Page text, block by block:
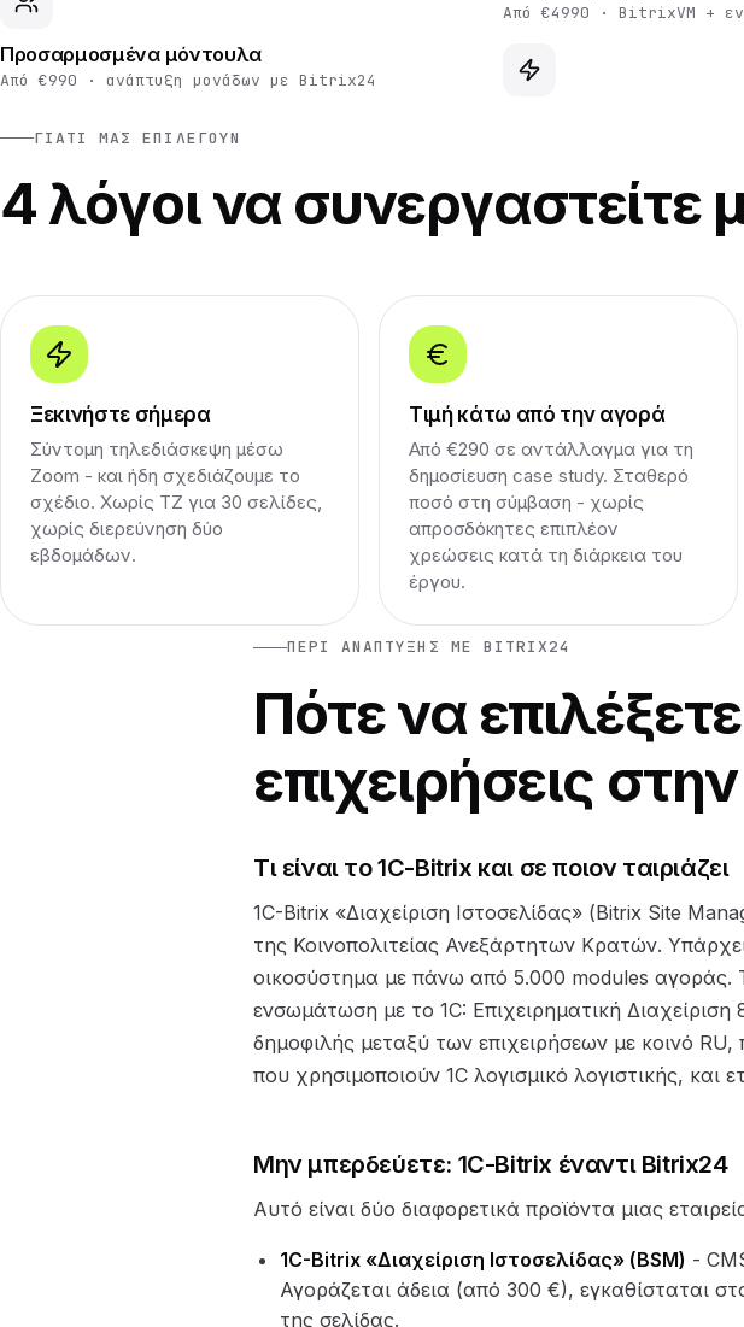
Από €4990 · BitrixVM +
Προσαρμοσμένα μόντουλα
Από €990 · ανάπτυξη μονάδων με Bitrix24
ΓΙΑΤΊ ΜΑΣ ΕΠΙΛΈΓΟΥΝ
4 λόγοι να συνεργαστείτε
Ξεκινήστε σήμερα
Σύντομη τηλεδιάσκεψη μέσω
Zoom - και ήδη σχεδιάζουμε το
σχέδιο. Χωρίς ΤΖ για 30 σελίδες,
χωρίς διερεύνηση δύο
εβδομάδων.
Τιμή κάτω από την αγορά
Από €290 σε αντάλλαγμα για τη
δημοσίευση case study. Σταθερό
ποσό στη σύμβαση - χωρίς
απροσδόκητες επιπλέον
χρεώσεις κατά τη διάρκεια του
έργου.
ΠΕΡΊ ΑΝΆΠΤΥΞΗΣ ΜΕ BITRIX24
Πότε να
επιχειρήσεις
Τι είναι το 1C-Bitrix και σε ποιον ταιριάζει
1C-Bitrix «Διαχείριση Ιστοσελίδας» (Bitrix Site
της Κοινοπολιτείας Ανεξάρτητων Κρατών.
οικοσύστημα με πάνω από 5.000 modules αγοράς.
ενσωμάτωση με το 1C: Επιχειρηματική
δημοφιλής μεταξύ των επιχειρήσεων με κοινό
που χρησιμοποιούν 1C λογισμικό λογιστικής, και
Μην μπερδεύετε: 1C-Bitrix έναντι Bitrix24
Αυτό είναι δύο διαφορετικά προϊόντα μιας
1C-Bitrix «Διαχείριση Ιστοσελίδας» (BSM) -
Αγοράζεται άδεια (από 300 €), εγκαθίσταται
της σελίδας.